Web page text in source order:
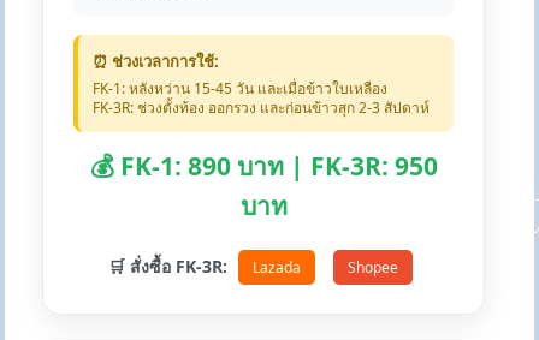
⏰ ช่วงเวลาการใช้:
FK-1: หลังหว่าน 15-45 วัน และเมื่อข้าวใบเหลือง
FK-3R: ช่วงตั้งท้อง ออกรวง และก่อนข้าวสุก 2-3 สัปดาห์
💰 FK-1: 890 บาท | FK-3R: 950
บาท
🛒 สั่งซื้อ FK-3R: Lazada Shopee